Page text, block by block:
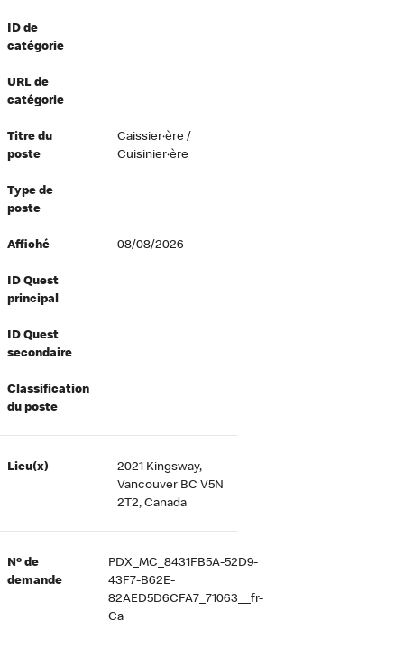
au travail
ID de
catégorie
URL de
catégorie
Titre du
poste
Caissier·ère /
Cuisinier·ère
Type de
poste
Affiché 08/08/2026
ID Quest
principal
ID Quest
secondaire
Classification
du poste
Lieu(x)
2021 Kingsway,
Vancouver BC V5N
2T2, Canada
Nº de
demande
PDX_MC_8431FB5A-52D9-
43F7-B62E-
82AED5D6CFA7_71063__fr-
Ca